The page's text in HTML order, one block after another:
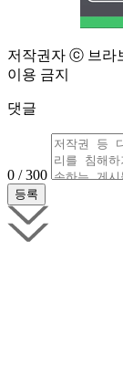
저작권자 ⓒ 브라
이용 금지
댓글
0 / 300